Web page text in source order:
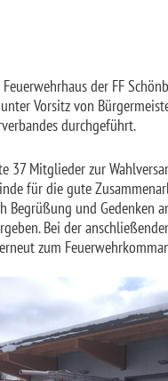
der FF
Vorsitz von
durchgeführt.
37 Mitglieder zur
für die gute
Begrüßung und
Bei der
zum